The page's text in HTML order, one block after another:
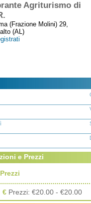
Agriturismo di
(Frazione Molini) 29,
(AL)
e Prezzi
Prezzi
€ Prezzi: €20.00 - €20.00